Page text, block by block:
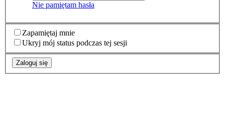
Nie pamiętam hasła
Zapamiętaj mnie
Ukryj mój status podczas tej sesji